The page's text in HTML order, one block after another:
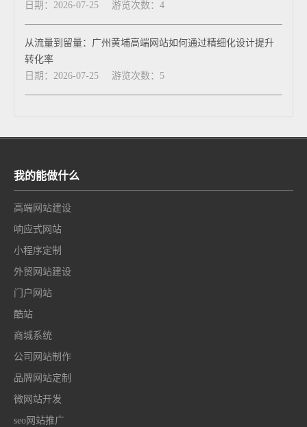
日期：2026-07-25 游览次数：4
从流量到留量：广州黄埔高端网站如何通过精细化设计提升
转化率
日期：2026-07-25
游览次数：5
我的能做什么
高端网站建设
响应式网站
小程序定制
外贸网站建设
门户网站
酷站
商城系统
公司网站制作
品牌网站定制
微网站开发
seo网站推广